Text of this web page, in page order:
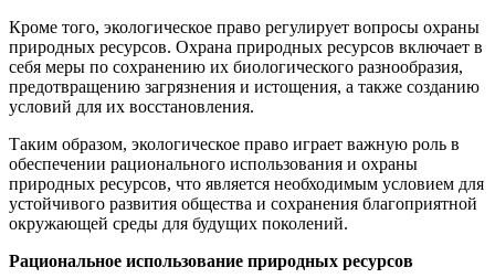
Кроме того, экологическое право регулирует вопросы охраны
природных ресурсов. Охрана природных ресурсов включает в
себя меры по сохранению их биологического разнообразия,
предотвращению загрязнения и истощения, а также созданию
условий для их восстановления.
Таким образом, экологическое право играет важную роль в
обеспечении рационального использования и охраны
природных ресурсов, что является необходимым условием для
устойчивого развития общества и сохранения благоприятной
окружающей среды для будущих поколений.
Рациональное использование природных ресурсов